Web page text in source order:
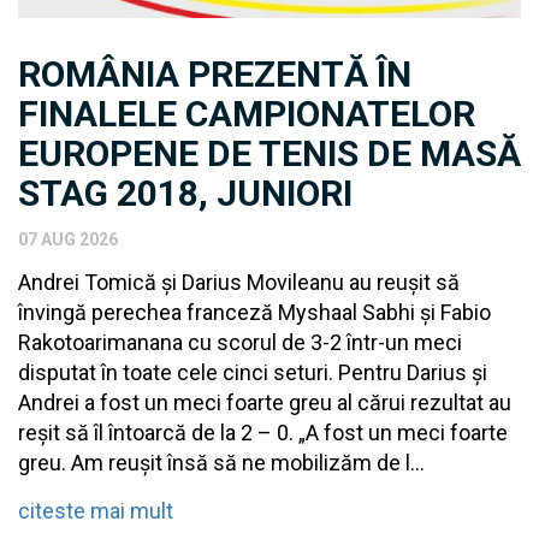
ROMÂNIA PREZENTĂ ÎN
FINALELE CAMPIONATELOR
EUROPENE DE TENIS DE MASĂ
STAG 2018, JUNIORI
07 AUG 2026
Andrei Tomică și Darius Movileanu au reușit să
învingă perechea franceză Myshaal Sabhi și Fabio
Rakotoarimanana cu scorul de 3-2 într-un meci
disputat în toate cele cinci seturi. Pentru Darius și
Andrei a fost un meci foarte greu al cărui rezultat au
reșit să îl întoarcă de la 2 – 0. „A fost un meci foarte
greu. Am reușit însă să ne mobilizăm de l...
citeste mai mult